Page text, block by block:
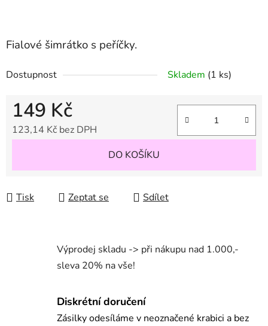
Fialové šimrátko s peříčky.
Dostupnost Skladem (1 ks)
149 Kč
123,14 Kč bez DPH
DO KOŠÍKU
Tisk Zeptat se Sdílet
Výprodej skladu -> při nákupu nad 1.000,-
sleva 20% na vše!
Diskrétní doručení
Zásilky odesíláme v neoznačené krabici a bez